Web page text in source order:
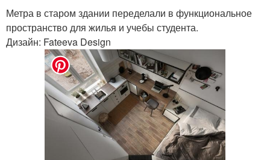
Метра в старом здании переделали в функциональное
пространство для жилья и учебы студента.
Дизайн: Fateeva Design